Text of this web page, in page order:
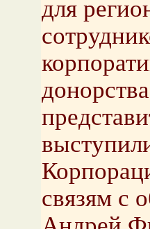
для
связям с